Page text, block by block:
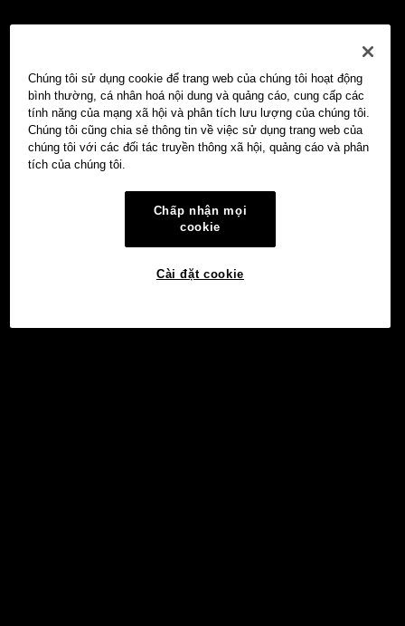
Chúng tôi sử dụng cookie để trang web của chúng tôi hoạt động
bình thường, cá nhân hoá nội dung và quảng cáo, cung cấp các
tính năng của mạng xã hội và phân tích lưu lượng của chúng tôi.
Chúng tôi cũng chia sẻ thông tin về việc sử dụng trang web của
chúng tôi với các đối tác truyền thông xã hội, quảng cáo và phân
tích của chúng tôi.
Chấp nhận mọi
cookie
Cài đặt cookie